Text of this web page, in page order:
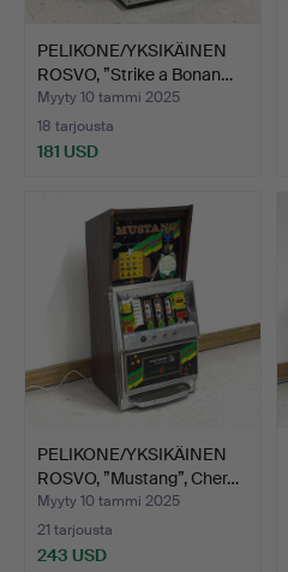
PELIKONE/YKSIKÄINEN
ROSVO, ”Strike a Bonan…
Myyty 10 tammi 2025
18 tarjousta
181 USD
PELIKONE/YKSIKÄINEN
ROSVO, ”Mustang”, Cher…
Myyty 10 tammi 2025
21 tarjousta
243 USD